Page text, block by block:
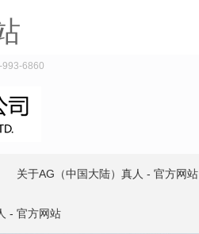
993-6860
关于AG（中国大陆）真人 - 官方网站
- 官方网站